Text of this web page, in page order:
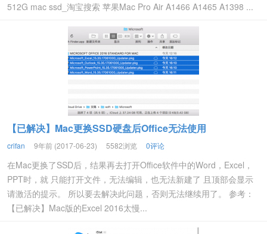
512G mac ssd_淘宝搜索 苹果Mac Pro Air A1466 A1465 A1398 ...
【已解决】Mac更换SSD硬盘后Office无法使用
crifan 9年前 (2017-06-23) 5582浏览 0评论
在Mac更换了SSD后，结果再去打开Office软件中的Word，Excel，
PPT时，就 只能打开文件，无法编辑，也无法新建了 且顶部会显示
请激活的提示。 所以要去解决此问题，否则无法继续用了。 参考：
【已解决】Mac版的Excel 2016太慢...